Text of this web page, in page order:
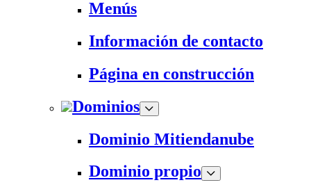
Menús
Información de contacto
Página en construcción
Dominios
Dominio Mitiendanube
Dominio propio